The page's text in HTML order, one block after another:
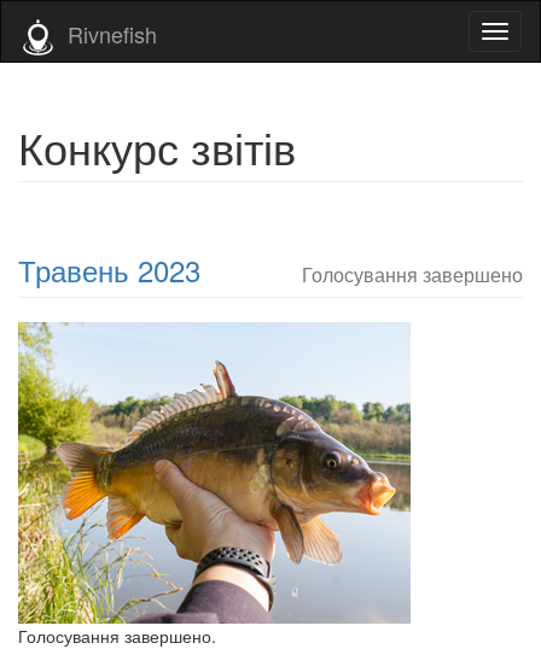
Rivnefish
Конкурс звітів
Травень 2023 Голосування завершено
Голосування завершено.